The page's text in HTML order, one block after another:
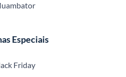
Especiais
Friday